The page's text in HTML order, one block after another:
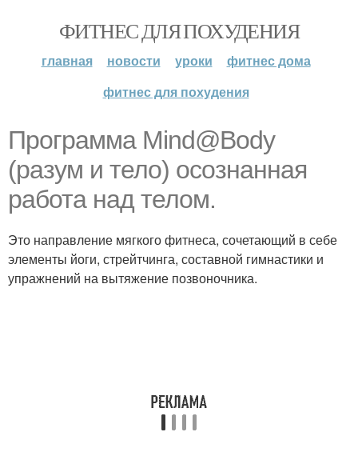
ФИТНЕС ДЛЯ ПОХУДЕНИЯ
главная новости уроки
фитнес дома
фитнес для похудения
Программа Mind@Body
(разум и тело) осознанная
работа над телом.
Это направление мягкого фитнеса, сочетающий в себе
элементы йоги, стрейтчинга, составной гимнастики и
упражнений на вытяжение позвоночника.